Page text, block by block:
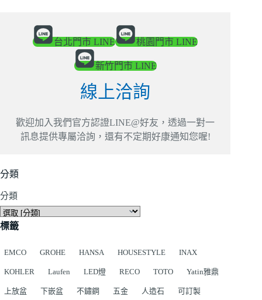
台北門市 LINE 桃園門市 LINE
新竹門市 LINE
線上洽詢
歡迎加入我們官方認證LINE@好友，透過一對一
訊息提供專屬洽詢，還有不定期好康通知您喔!
分類
分類
標籤
EMCO GROHE HANSA HOUSESTYLE INAX
KOHLER Laufen LED燈 RECO TOTO Yatin雅鼎
上放盆 下嵌盆 不鏽鋼 五金 人造石 可訂製